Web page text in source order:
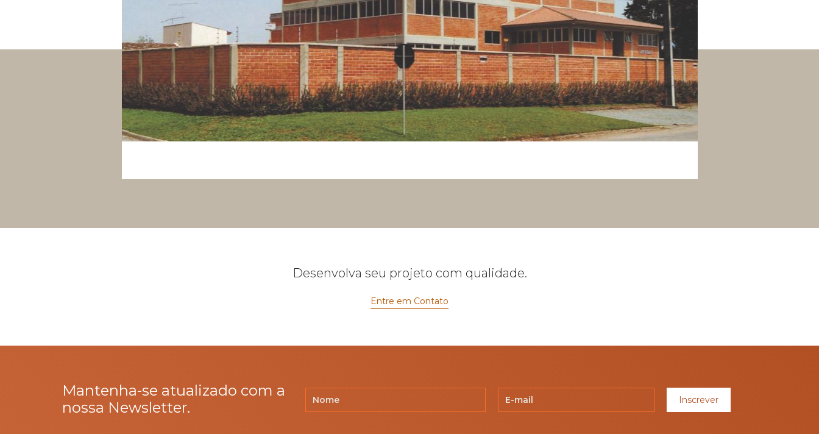
Desenvolva seu projeto com qualidade.
Entre em Contato
Mantenha-se atualizado com a
nossa Newsletter.
Inscrever